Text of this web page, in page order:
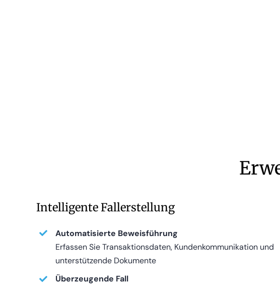
Intelligente Fallerstellung
Automatisierte Beweisführung
Erfassen Sie Transaktionsdaten, Kundenkommunikation und
unterstützende Dokumente
Überzeugende Fall